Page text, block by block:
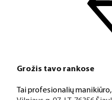
Grožis tavo rankose
Tai profesionalių